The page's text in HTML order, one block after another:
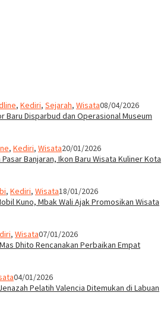
, Kediri, Sejarah, Wisata08/04/2026
Baru Disparbud dan Operasional Museum
, Kediri, Wisata20/01/2026
Banjaran, Ikon Baru Wisata Kuliner Kota
, Kediri, Wisata18/01/2026
Kuno, Mbak Wali Ajak Promosikan Wisata
, Wisata07/01/2026
Dhito Rencanakan Perbaikan Empat
04/01/2026
Pelatih Valencia Ditemukan di Labuan